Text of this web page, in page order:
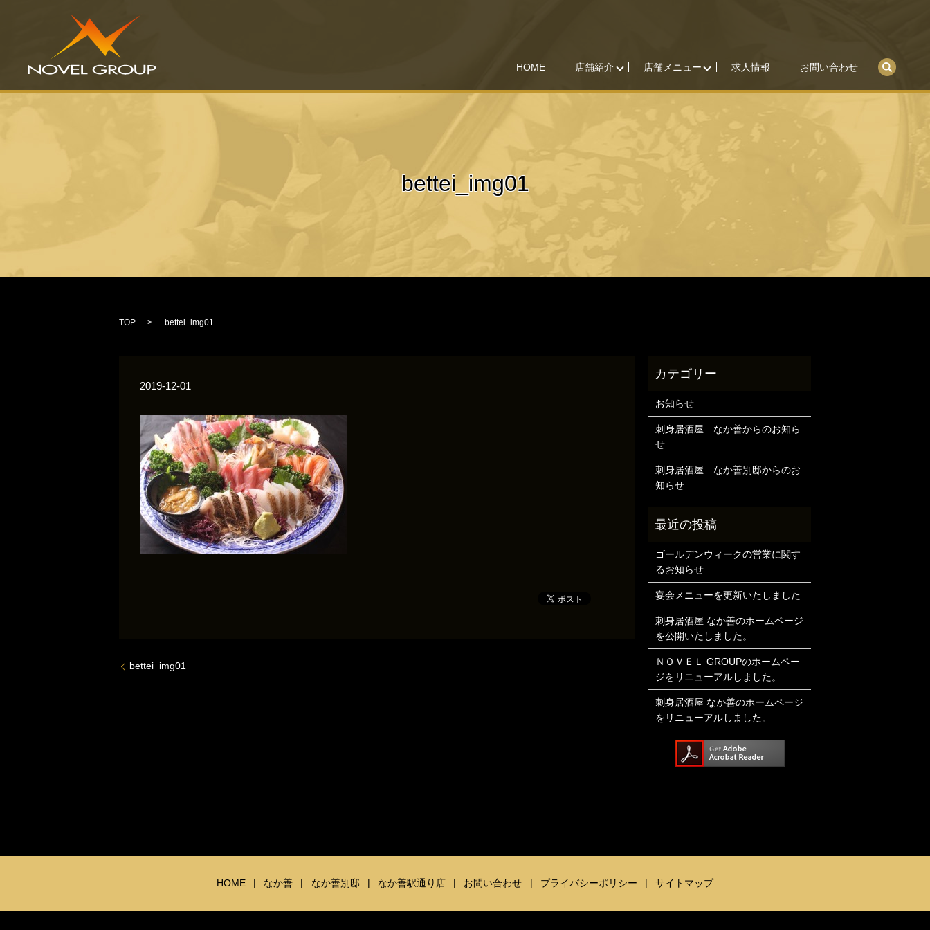
HOME 店舗紹介 店舗メニュー 求人情報 お問い合わせ search
bettei_img01
TOP bettei_img01
2019-12-01
bettei_img01
お知らせ
刺身居酒屋 なか善からのお知ら
せ
刺身居酒屋 なか善別邸からのお
知らせ
ゴールデンウィークの営業に関す
るお知らせ
宴会メニューを更新いたしました
刺身居酒屋 なか善のホームページ
を公開いたしました。
ＮＯＶＥＬ GROUPのホームペー
ジをリニューアルしました。
刺身居酒屋 なか善のホームページ
をリニューアルしました。
HOME なか善 なか善別邸 なか善駅通り店 お問い合わせ プライバシーポリシー サイトマップ